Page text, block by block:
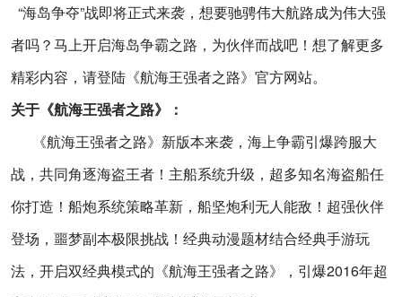
“海岛争夺”战即将正式来袭，想要驰骋伟大航路成为伟大强
者吗？马上开启海岛争霸之路，为伙伴而战吧！想了解更多
精彩内容，请登陆《航海王强者之路》官方网站。
关于《航海王强者之路》：
《航海王强者之路》新版本来袭，海上争霸引爆跨服大
战，共同角逐海盗王者！主船系统升级，超多知名海盗船任
你打造！船炮系统策略革新，船坚炮利无人能敌！超强伙伴
登场，噩梦副本极限挑战！经典动漫题材结合经典手游玩
法，开启双经典模式的《航海王强者之路》，引爆2016年超